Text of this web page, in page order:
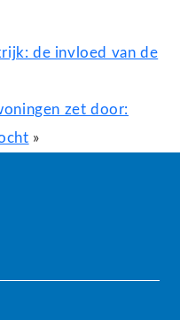
de invloed van de
zet door:
»